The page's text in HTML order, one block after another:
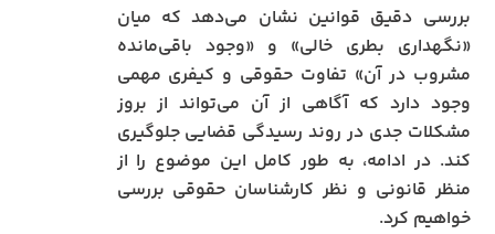
بررسی دقیق قوانین نشان می‌دهد که میان
«نگهداری بطری خالی» و «وجود باقی‌مانده
مشروب در آن» تفاوت حقوقی و کیفری مهمی
وجود دارد که آگاهی از آن می‌تواند از بروز
مشکلات جدی در روند رسیدگی قضایی جلوگیری
کند. در ادامه، به طور کامل این موضوع را از
منظر قانونی و نظر کارشناسان حقوقی بررسی
خواهیم کرد.